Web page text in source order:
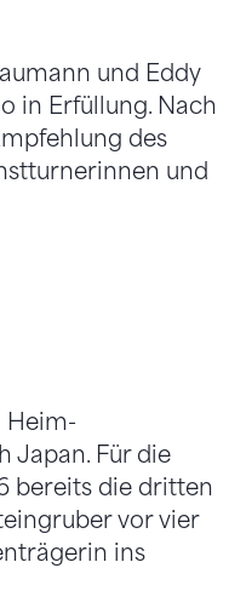
und Eddy
in Erfüllung. Nach
des
und
Heim-
Japan. Für die
bereits die dritten
vor vier
ins